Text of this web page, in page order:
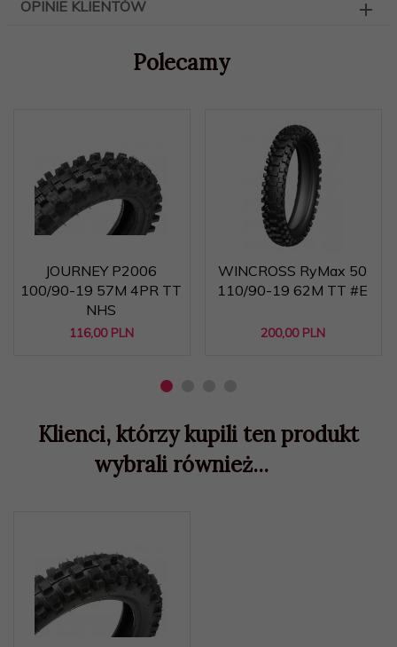
OPINIE KLIENTÓW
Polecamy
JOURNEY P2006
100/90-19 57M 4PR TT
NHS
116,00 PLN
WINCROSS RyMax 50
110/90-19 62M TT #E
200,00 PLN
Klienci, którzy kupili ten produkt
wybrali również...